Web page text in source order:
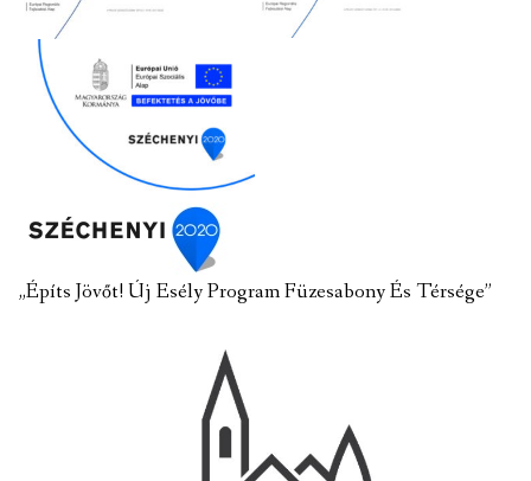
„Építs Jövőt! Új Esély Program Füzesabony És Térsége”